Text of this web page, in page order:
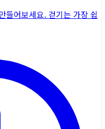
들어보세요. 걷기는 가장 쉽